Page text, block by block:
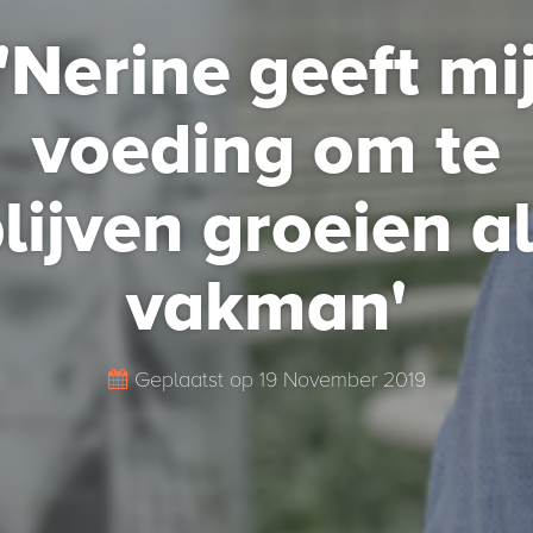
geeft
voeding om te
groeien
vakman'
Geplaatst op 19 November 2019